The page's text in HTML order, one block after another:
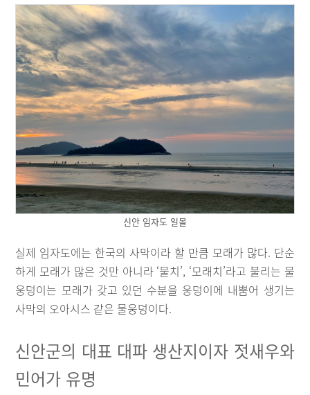
신안 임자도 일몰
실제 임자도에는 한국의 사막이라 할 만큼 모래가 많다. 단순
하게 모래가 많은 것만 아니라 ‘물치’, ‘모래치’라고 불리는 물
웅덩이는 모래가 갖고 있던 수분을 웅덩이에 내뿜어 생기는
사막의 오아시스 같은 물웅덩이다.
신안군의 대표 대파 생산지이자 젓새우와
민어가 유명